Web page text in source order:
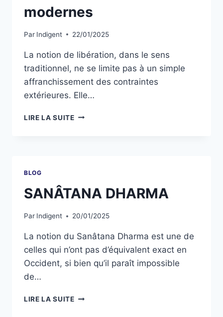
modernes
Par Indigent 22/01/2025
La notion de libération, dans le sens
traditionnel, ne se limite pas à un simple
affranchissement des contraintes
extérieures. Elle…
LIRE LA SUITE
BLOG
SANÂTANA DHARMA
Par Indigent 20/01/2025
La notion du Sanâtana Dharma est une de
celles qui n’ont pas d’équivalent exact en
Occident, si bien qu’il paraît impossible
de…
LIRE LA SUITE